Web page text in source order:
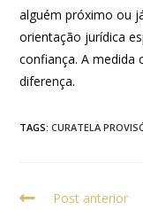
alguém próximo ou
orientação jurídica
confiança. A
diferença.
TAGS:CURATELA
Post anterior